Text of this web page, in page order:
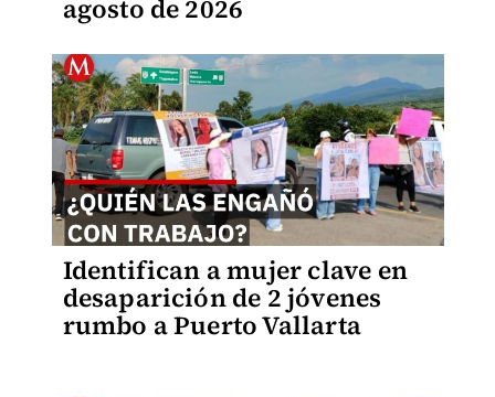
agosto de 2026
Identifican a mujer clave en
desaparición de 2 jóvenes
rumbo a Puerto Vallarta